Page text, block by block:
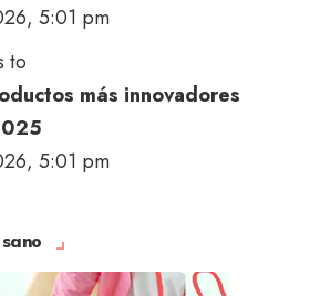
5:01 pm
to
más innovadores
5:01 pm